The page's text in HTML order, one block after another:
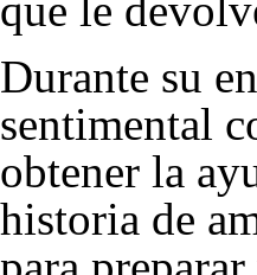
Durante su
sentimental
obtener la
historia de